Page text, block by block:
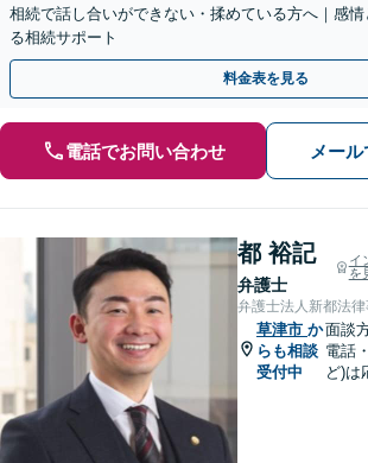
相続で話し合いができない・揉めている方へ｜感
る相続サポート
料金表を見る
電話でお問い合わせ メー
都 裕記
弁護士
イ
を
弁護士法人新都法
草津市 か
らも相談
受付中
面談
電話
ど)は